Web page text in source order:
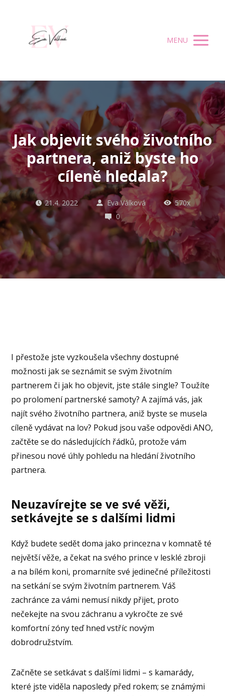
MENU
Jak objevit svého životního
partnera, aniž byste ho
cíleně hledala?
21.4. 2022 Eva Válková
570x
0
I přestože jste vyzkoušela všechny dostupné
možnosti jak se seznámit se svým životním
partnerem či jak ho objevit, jste stále single? Toužíte
po prolomení partnerské samoty? A zajímá vás, jak
najít svého životního partnera, aniž byste se musela
cíleně vydávat na lov? Pokud jsou vaše odpovědi ANO,
začtěte se do následujících řádků, protože vám
přinesou nové úhly pohledu na hledání životního
partnera.
Neuzavírejte se ve své věži,
setkávejte se s dalšími lidmi
Když budete sedět doma jako princezna v komnatě té
největší věže, a čekat na svého prince v lesklé zbroji
a na bílém koni, promarníte své jedinečné příležitosti
na setkání se svým životním partnerem. Váš
zachránce za vámi nemusí nikdy přijet, proto
nečekejte na svou záchranu a vykročte ze své
komfortní zóny teď hned vstříc novým
dobrodružstvím.
Začněte se setkávat s dalšími lidmi – s kamarády,
které jste viděla naposledy před rokem; se známými